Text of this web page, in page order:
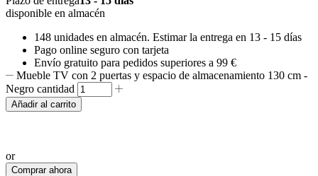
disponible en almacén
148 unidades en almacén. Estimar la entrega en 13 - 15 días
Pago online seguro con tarjeta
Envío gratuito para pedidos superiores a 99 €
Mueble TV con 2 puertas y espacio de almacenamiento 130 cm -
Negro cantidad
Añadir al carrito
or
Comprar ahora